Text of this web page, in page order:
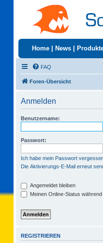
Home News
FAQ
Foren-Übersicht
Anmelden
Benutzername:
Passwort:
Ich habe mein Passwort
Die Aktivierungs-E-Mail erneut
Angemeldet bleiben
Meinen Online-Status
REGISTRIEREN